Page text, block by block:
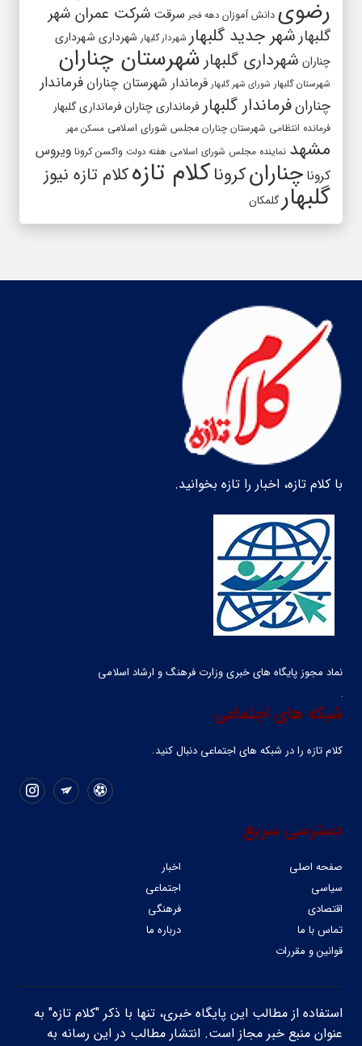
رضوی دانش آموزان دهه فجر سرقت شرکت عمران شهر
گلبهارشهر جدید گلبهار شهردار گلبهار شهرداری شهرداری
چناران شهرداری گلبهار شهرستان چناران
شهرستان گلبهار شورای شهر گلبهار فرماندار شهرستان چناران فرماندار
چنارانفرماندار گلبهار فرمانداری چنارانفرمانداری گلبهار
فرمانده انتظامی شهرستان چناران مجلس شورای اسلامی مسکن مهر
مشهد نماینده مجلس شورای اسلامی هفته دولت واکسن کرونا ویروس
کرونا چنارانکروناکلام تازهکلام تازه نیوز
گلبهارگلمکان
با کلام تازه، اخبار را تازه بخوانید.
نماد مجوز پایگاه های خبری وزارت فرهنگ و ارشاد اسلامی
شبکه های اجتماعی
کلام تازه را در شبکه ‌های اجتماعی دنبال کنید.
دسترسی سریع
صفحه اصلی
اخبار
سیاسی
اجتماعی
اقتصادی
فرهنگی
تماس با ما
درباره ما
قوانین و مقررات
استفاده از مطالب این پایگاه خبری، تنها با ذکر "کلام تازه" به
عنوان منبع خبر مجاز است. انتشار مطالب در این رسانه به